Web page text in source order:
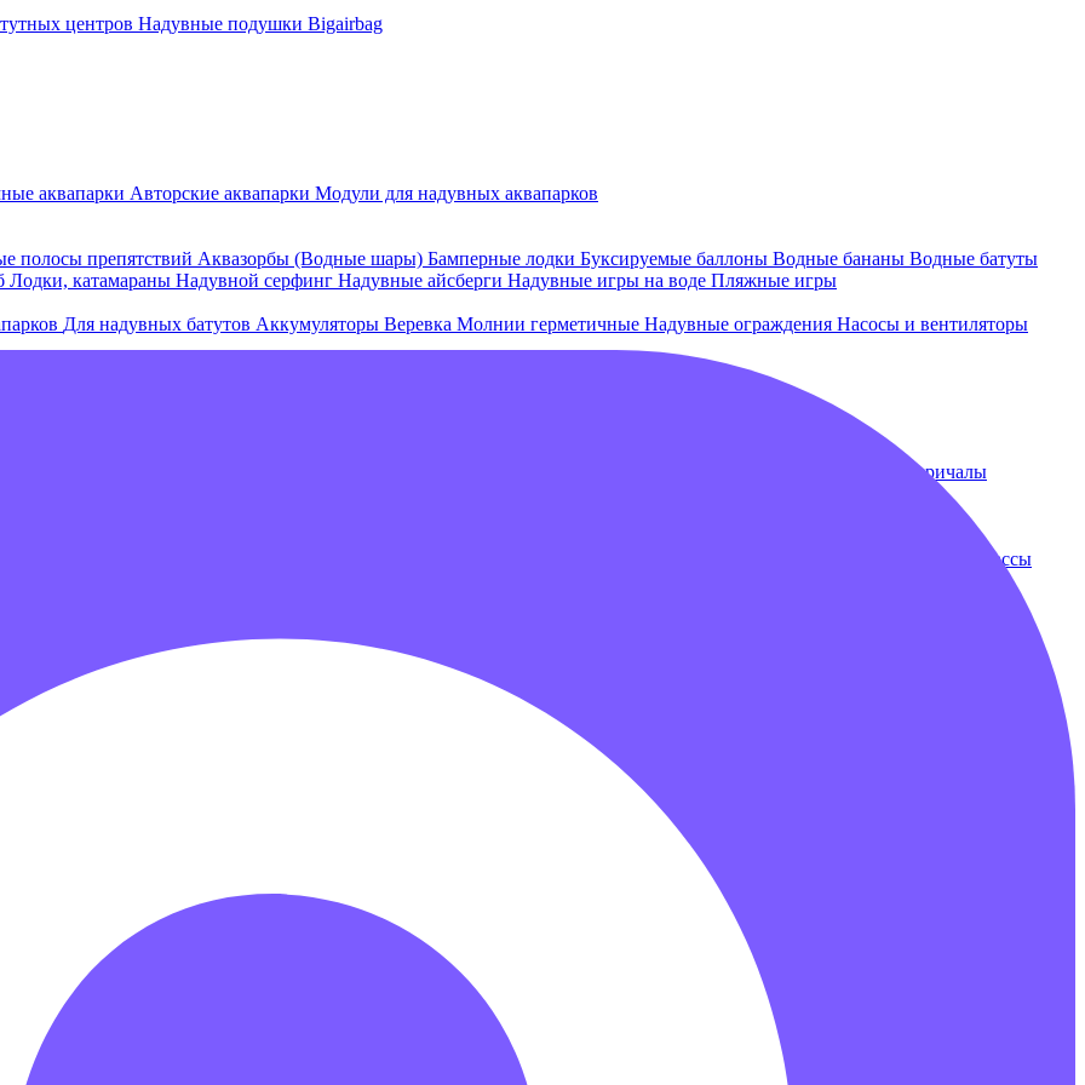
центров Надувные подушки Bigairbag
аквапарки Авторские аквапарки Модули для надувных аквапарков
полосы препятствий Аквазорбы (Водные шары) Бамперные лодки Буксируемые баллоны Водные бананы Водные батуты
Лодки, катамараны Надувной серфинг Надувные айсберги Надувные игры на воде Пляжные игры
Для надувных батутов Аккумуляторы Веревка Молнии герметичные Надувные ограждения Насосы и вентиляторы
Понтоны и причалы
Надувные трассы